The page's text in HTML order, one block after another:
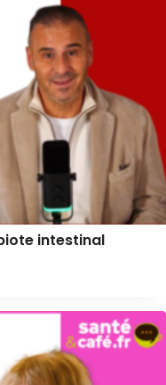
intestinal